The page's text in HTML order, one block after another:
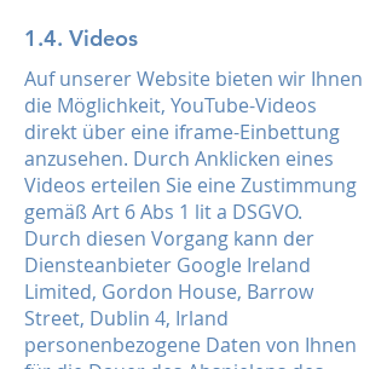
1.4. Videos
Auf unserer Website bieten wir Ihnen
die Möglichkeit, YouTube-Videos
direkt über eine iframe-Einbettung
anzusehen. Durch Anklicken eines
Videos erteilen Sie eine Zustimmung
gemäß Art 6 Abs 1 lit a DSGVO.
Durch diesen Vorgang kann der
Diensteanbieter Google Ireland
Limited, Gordon House, Barrow
Street, Dublin 4, Irland
personenbezogene Daten von Ihnen